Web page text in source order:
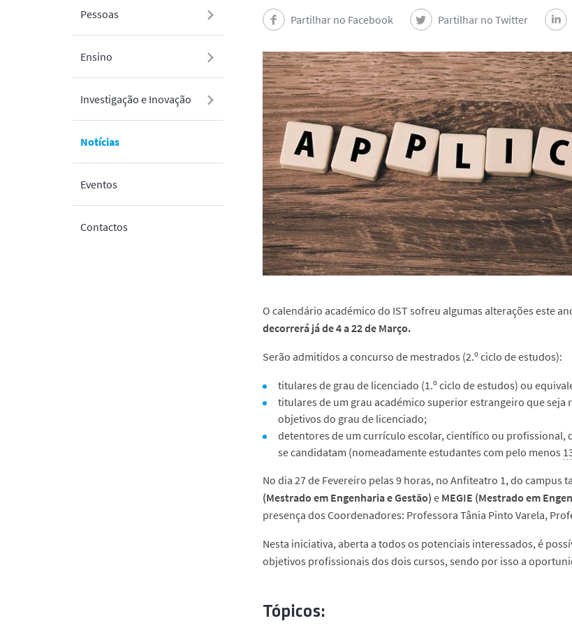
Pessoas
Ensino
Investigação e Inovação
Notícias
Eventos
Contactos
Partilhar no Facebook Partilhar no Twitter
O calendário académico do IST sofreu algumas alterações este
decorrerá já de 4 a 22 de Março.
Serão admitidos a concurso de mestrados (2.º ciclo de estudos):
titulares de grau de licenciado (1.º ciclo de estudos) ou
titulares de um grau académico superior estrangeiro que
objetivos do grau de licenciado;
detentores de um currículo escolar, científico ou profissional,
se candidatam (nomeadamente estudantes com pelo menos
No dia 27 de Fevereiro pelas 9 horas, no Anfiteatro 1, do
(Mestrado em Engenharia e Gestão) e MEGIE (Mestrado em
presença dos Coordenadores: Professora Tânia Pinto Varela,
Nesta iniciativa, aberta a todos os potenciais interessados, é
objetivos profissionais dos dois cursos, sendo por isso a
Tópicos: